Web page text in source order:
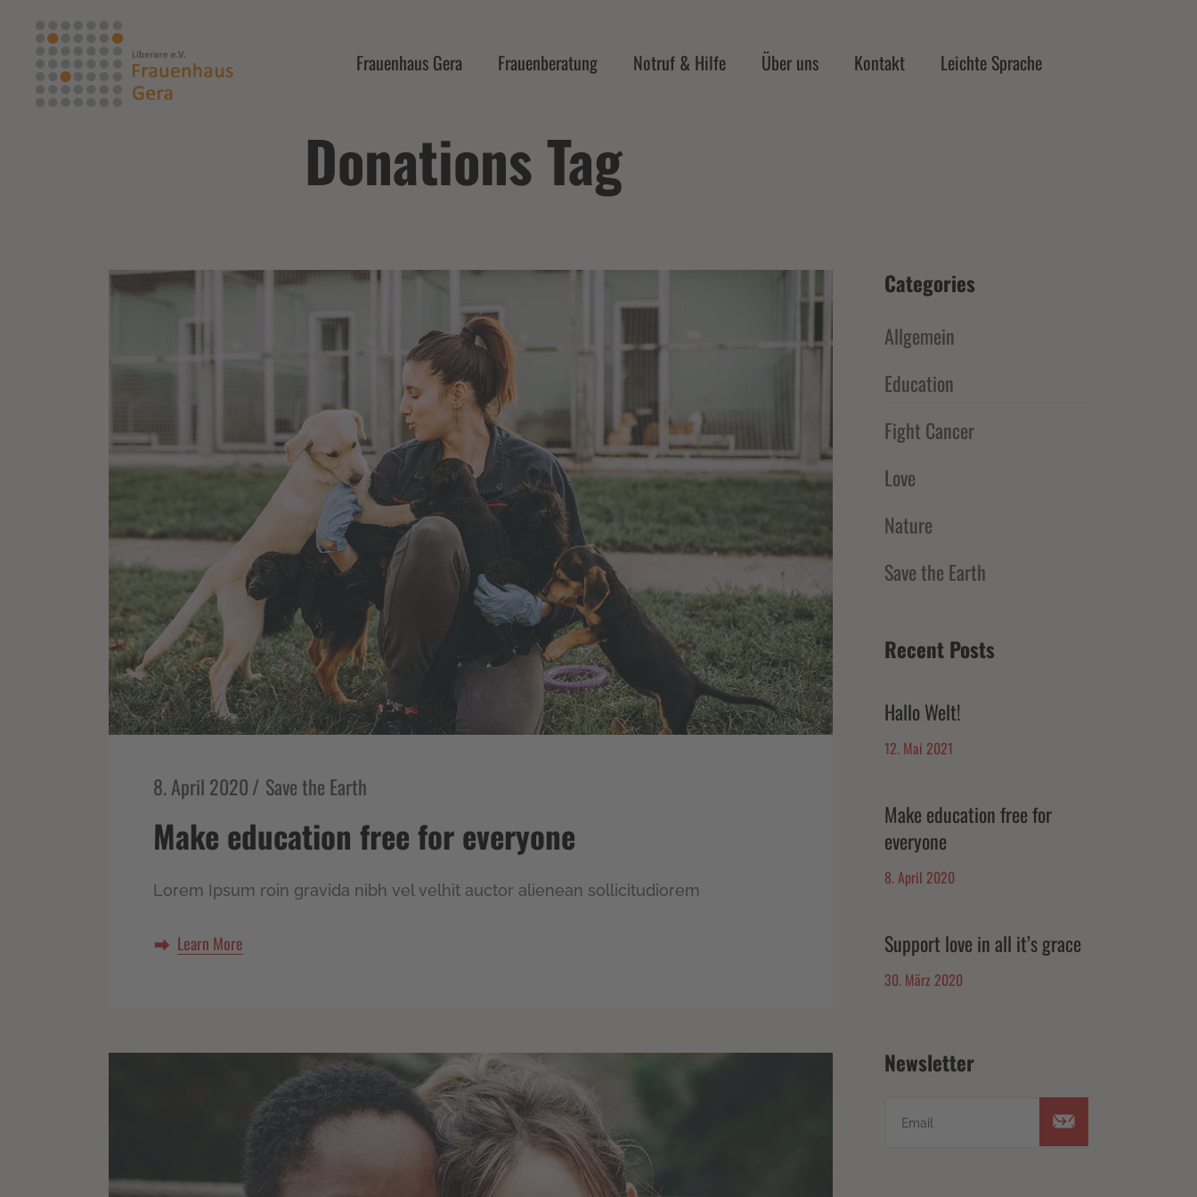
Frauenhaus Gera Frauenberatung Notruf & Hilfe Über uns Kontakt Leichte Sprache
Donations Tag
8. April 2020 Save the Earth
Make education free for everyone
Lorem Ipsum roin gravida nibh vel velhit auctor alienean sollicitudiorem
Learn More
Categories
Allgemein
Education
Fight Cancer
Love
Nature
Save the Earth
Recent Posts
Hallo Welt!
12. Mai 2021
Make education free for
everyone
8. April 2020
Support love in all it’s grace
30. März 2020
Newsletter
